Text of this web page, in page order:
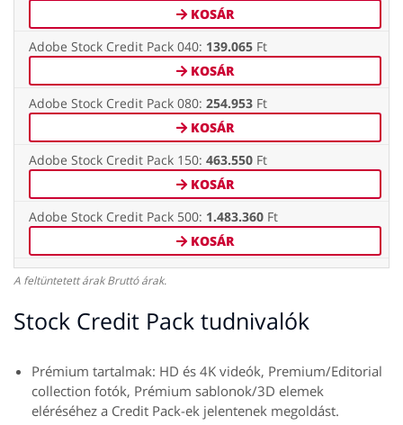
KOSÁR
Adobe Stock Credit Pack 040: 139.065 Ft
KOSÁR
Adobe Stock Credit Pack 080: 254.953 Ft
KOSÁR
Adobe Stock Credit Pack 150: 463.550 Ft
KOSÁR
Adobe Stock Credit Pack 500: 1.483.360 Ft
KOSÁR
A feltüntetett árak Bruttó árak.
Stock Credit Pack tudnivalók
Prémium tartalmak: HD és 4K videók, Premium/Editorial
collection fotók, Prémium sablonok/3D elemek
eléréséhez a Credit Pack-ek jelentenek megoldást.